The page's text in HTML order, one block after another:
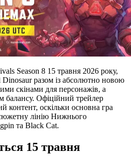
Season 8 15 травня 2026 року,
разом із абсолютно новою
скінами для персонажів, а
балансу. Офіційний трейлер
контент, оскільки основна гра
лінію Нижнього
та Black Cat.
15 травня